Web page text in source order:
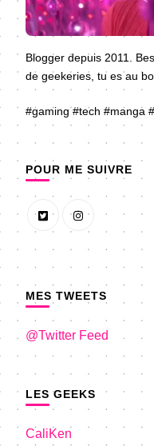
Blogger depuis 2011.
de geekeries, tu es au
#gaming #tech #manga
POUR ME SUIVRE
MES TWEETS
@Twitter Feed
LES GEEKS
CaliKen